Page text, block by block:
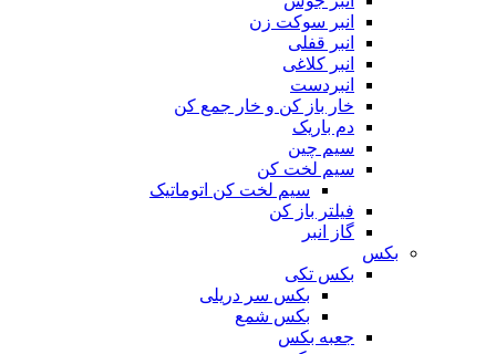
انبر سوکت زن
انبر قفلی
انبر کلاغی
انبردست
خار باز کن و خار جمع کن
دم باریک
سیم چین
سیم لخت کن
سیم لخت کن اتوماتیک
فیلتر باز کن
گاز انبر
بکس
بکس تکی
بکس سر دریلی
بکس شمع
جعبه بکس